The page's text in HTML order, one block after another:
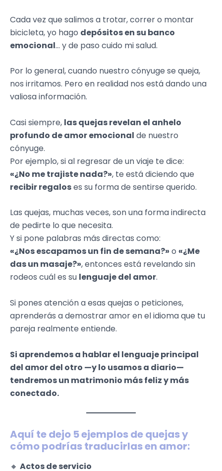
Cada vez que salimos a trotar, correr o montar
bicicleta, yo hago depósitos en su banco
emocional… y de paso cuido mi salud.
Por lo general, cuando nuestro cónyuge se queja,
nos irritamos. Pero en realidad nos está dando una
valiosa información.
Casi siempre, las quejas revelan el anhelo
profundo de amor emocional de nuestro
cónyuge.
Por ejemplo, si al regresar de un viaje te dice:
«¿No me trajiste nada?», te está diciendo que
recibir regaloses su forma de sentirse querido.
Las quejas, muchas veces, son una forma indirecta
de pedirte lo que necesita.
Y si pone palabras más directas como:
«¿Nos escapamos un fin de semana?» o «¿Me
das un masaje?», entonces está revelando sin
rodeos cuál es su lenguaje del amor.
Si pones atención a esas quejas o peticiones,
aprenderás a demostrar amor en el idioma que tu
pareja realmente entiende.
Si aprendemos a hablar el lenguaje principal
del amor del otro —y lo usamos a diario—
tendremos un matrimonio más feliz y más
conectado.
Aquí te dejo 5 ejemplos de quejas y
cómo podrías traducirlas en amor:
🔸 Actos de servicio